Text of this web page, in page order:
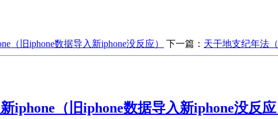
（旧iphone数据导入新iphone没反应） 下一篇： 天干地支纪年法
iphone（旧iphone数据导入新iphone没反应